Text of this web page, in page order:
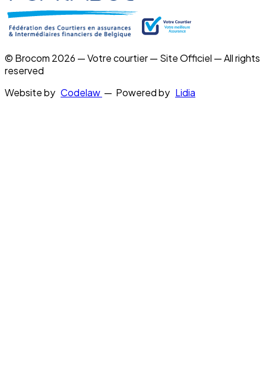
© Brocom 2026 — Votre courtier — Site Officiel — All rights
reserved
Website by Codelaw — Powered by Lidia